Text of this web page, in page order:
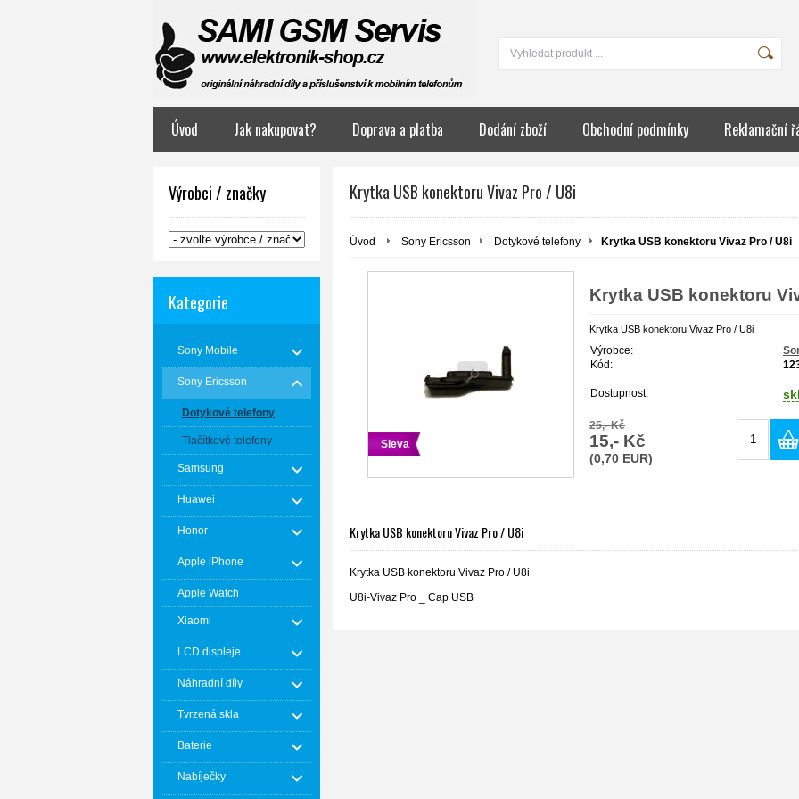
Úvod Jak nakupovat? Doprava a platba Dodání zboží Obchodní podmínky Reklamační
Výrobci / značky
Kategorie
Sony Mobile
Sony Ericsson
Dotykové telefony
Tlačítkové telefony
Samsung
Huawei
Honor
Apple iPhone
Apple Watch
Xiaomi
LCD displeje
Náhradní díly
Tvrzená skla
Baterie
Nabíječky
Krytka USB konektoru Vivaz Pro / U8i
Úvod Sony Ericsson Dotykové telefony Krytka USB konektoru Vivaz Pro / U8i
Sleva
Krytka USB konektoru
Krytka USB konektoru Vivaz Pro / U8i
Výrobce:
Kód:
Dostupnost:
25,- Kč
15,- Kč
(0,70 EUR)
Krytka USB konektoru Vivaz Pro / U8i
Krytka USB konektoru Vivaz Pro / U8i
U8i-Vivaz Pro _ Cap USB